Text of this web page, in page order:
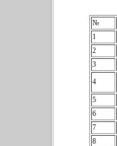
№
1
2
3
4
5
6
7
8